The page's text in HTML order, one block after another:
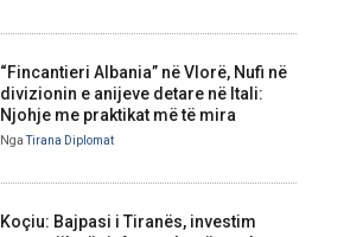
“Fincantieri Albania” në Vlorë, Nufi në
divizionin e anijeve detare në Itali:
Njohje me praktikat më të mira
Nga Tirana Diplomat
Koçiu: Bajpasi i Tiranës, investim